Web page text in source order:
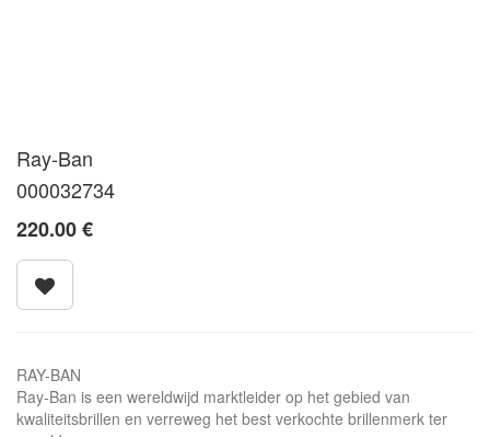
Ray-Ban
000032734
220.00€
RAY-BAN
Ray-Ban is een wereldwijd marktleider op het gebied van
kwaliteitsbrillen en verreweg het best verkochte brillenmerk ter